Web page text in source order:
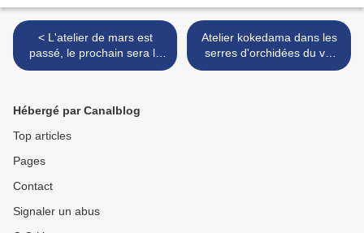
< L'atelier de mars est
passé, le prochain sera le
19 avril 2014.
Atelier kokedama dans les
serres d'orchidées du val
d'Yerres >
Hébergé par Canalblog
Top articles
Pages
Contact
Signaler un abus